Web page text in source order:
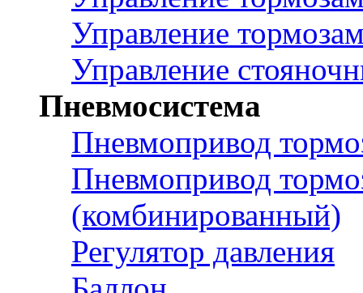
Управление
Управление
Пневмосистема
Пневмопривод
Пневмопривод
(комбинированный)
Регулятор давления